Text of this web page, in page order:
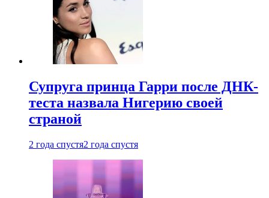
Супруга принца Гарри после ДНК-
теста назвала Нигерию своей
страной
2 года спустя2 года спустя